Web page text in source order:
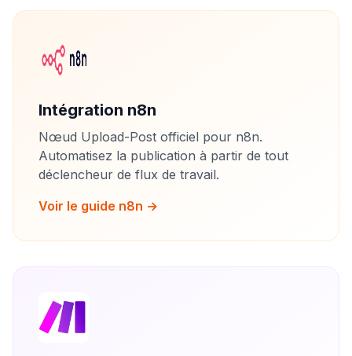
Intégration n8n
Nœud Upload-Post officiel pour n8n.
Automatisez la publication à partir de tout
déclencheur de flux de travail.
Voir le guide n8n →